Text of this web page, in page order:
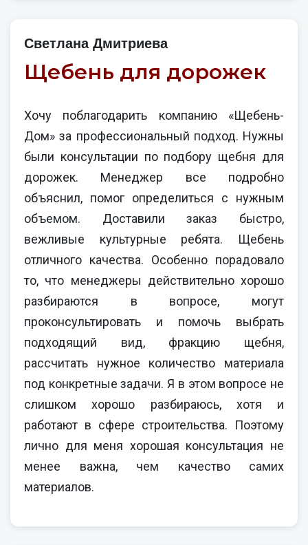
Светлана Дмитриева
Щебень для дорожек
Хочу поблагодарить компанию «Щебень-
Дом» за профессиональный подход. Нужны
были консультации по подбору щебня для
дорожек. Менеджер все подробно
объяснил, помог определиться с нужным
объемом. Доставили заказ быстро,
вежливые культурные ребята. Щебень
отличного качества. Особенно порадовало
то, что менеджеры действительно хорошо
разбираются в вопросе, могут
проконсультировать и помочь выбрать
подходящий вид, фракцию щебня,
рассчитать нужное количество материала
под конкретные задачи. Я в этом вопросе не
слишком хорошо разбираюсь, хотя и
работают в сфере строительства. Поэтому
лично для меня хорошая консультация не
менее важна, чем качество самих
материалов.